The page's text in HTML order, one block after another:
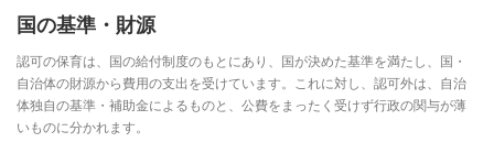
国の基準・財源
認可の保育は、国の給付制度のもとにあり、国が決めた基準を満たし、国・
自治体の財源から費用の支出を受けています。 これに対し、認可外は、自治
体独自の基準・補助金によるものと、公費をまったく受けず行政の関与が薄
いものに分かれます。